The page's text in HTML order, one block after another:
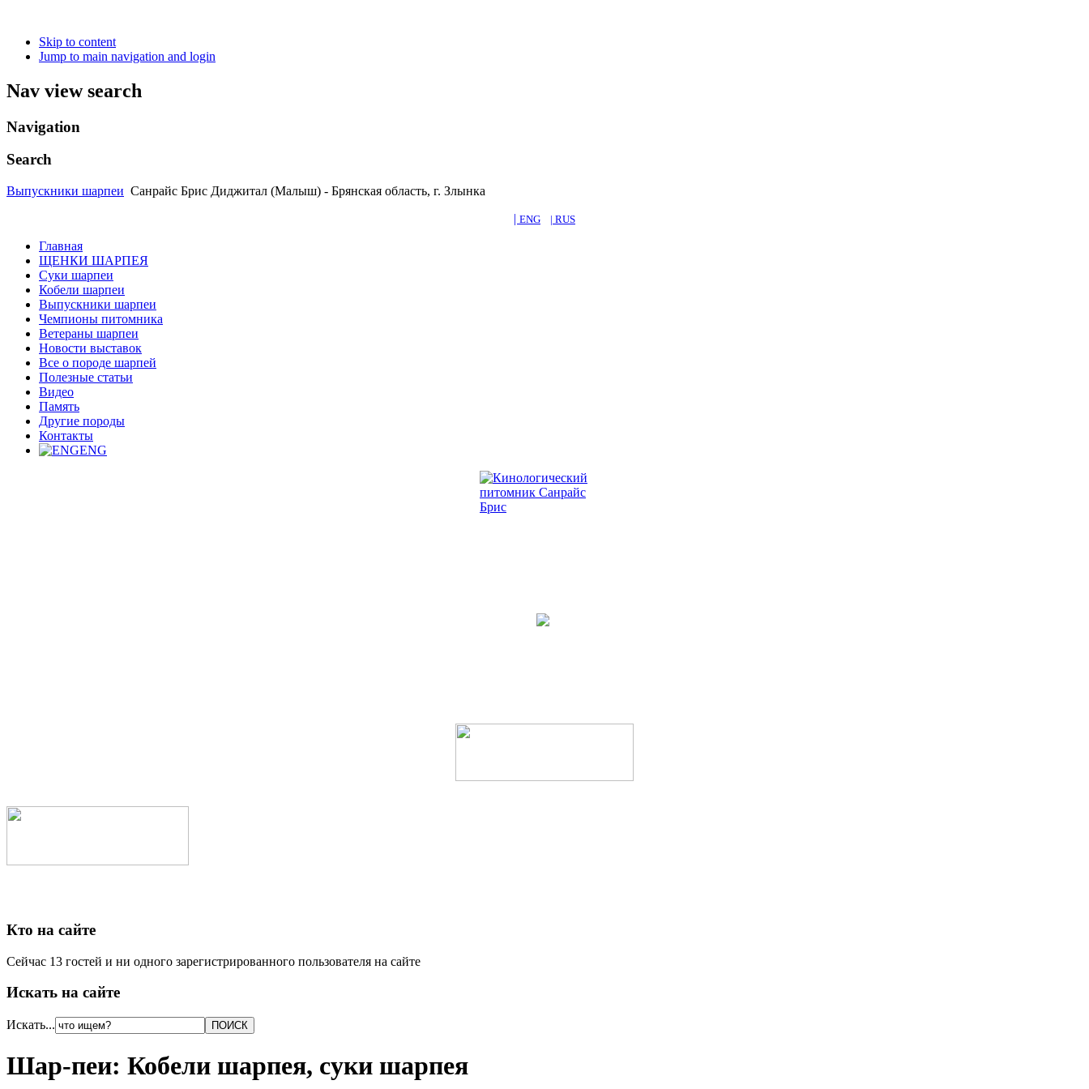
Skip to content
Jump to main navigation and login
Nav view search
Navigation
Search
Выпускники шарпеи Санрайс Брис Диджитал (Малыш) - Брянская область, г. Злынка
| ENG | RUS
Главная
ЩЕНКИ ШАРПЕЯ
Суки шарпеи
Кобели шарпеи
Выпускники шарпеи
Чемпионы питомника
Ветераны шарпеи
Новости выставок
Все о породе шарпей
Полезные статьи
Видео
Память
Другие породы
Контакты
ENG
Кто на сайте
Сейчас 13 гостей и ни одного зарегистрированного пользователя на сайте
Искать на сайте
Искать...
Шар-пеи: Кобели шарпея, суки шарпея